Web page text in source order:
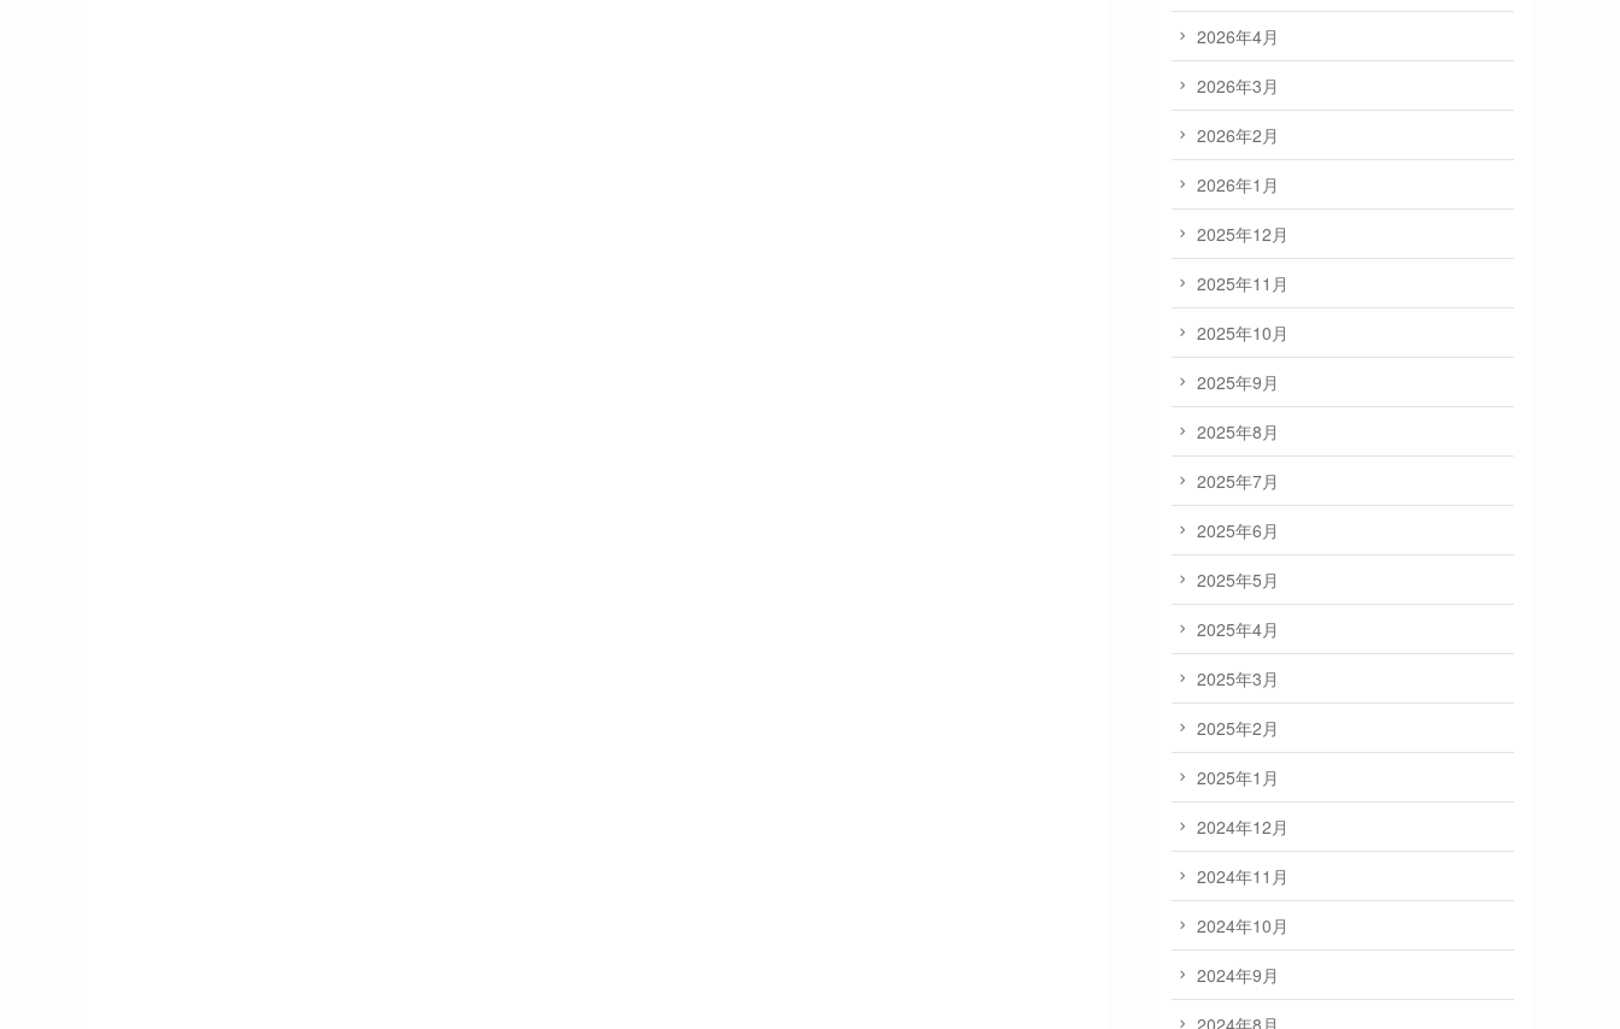
2026年4月
2026年3月
2026年2月
2026年1月
2025年12月
2025年11月
2025年10月
2025年9月
2025年8月
2025年7月
2025年6月
2025年5月
2025年4月
2025年3月
2025年2月
2025年1月
2024年12月
2024年11月
2024年10月
2024年9月
2024年8月